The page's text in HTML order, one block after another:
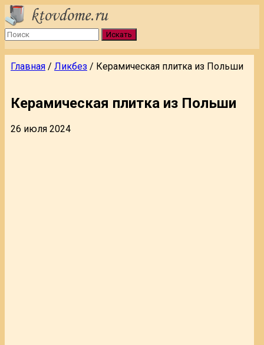
Искать
Главная / Ликбез / Керамическая плитка из Польши
Керамическая плитка из Польши
26 июля 2024